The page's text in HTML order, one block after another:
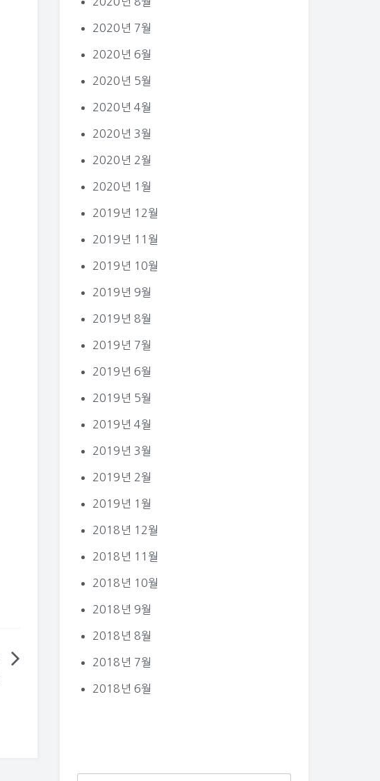
2020년 7월
2020년 6월
2020년 5월
2020년 4월
2020년 3월
2020년 2월
2020년 1월
2019년 12월
2019년 11월
2019년 10월
2019년 9월
2019년 8월
2019년 7월
2019년 6월
2019년 5월
2019년 4월
2019년 3월
2019년 2월
2019년 1월
2018년 12월
2018년 11월
2018년 10월
2018년 9월
2018년 8월
2018년 7월
2018년 6월